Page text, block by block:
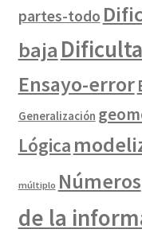
partes-todo
baja
Ensayo-error
Generalización
Lógica
múltiplo Números
de la